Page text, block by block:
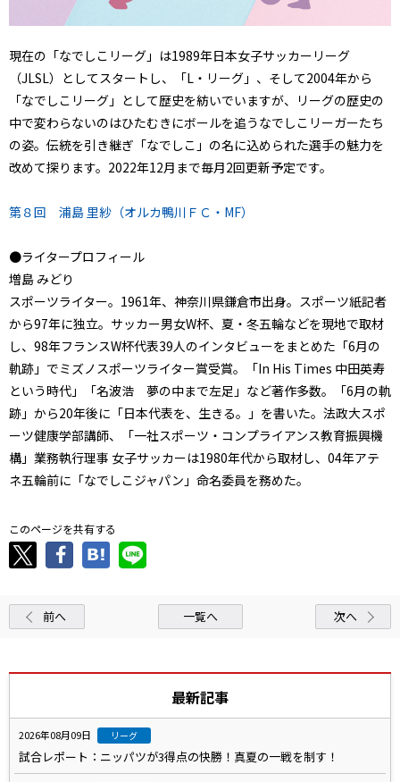
現在の「なでしこリーグ」は1989年日本女子サッカーリーグ
（JLSL）としてスタートし、「L・リーグ」、そして2004年から
「なでしこリーグ」として歴史を紡いでいますが、リーグの歴史の
中で変わらないのはひたむきにボールを追うなでしこリーガーたち
の姿。伝統を引き継ぎ「なでしこ」の名に込められた選手の魅力を
改めて探ります。2022年12月まで毎月2回更新予定です。
第８回 浦島 里紗（オルカ鴨川ＦＣ・MF）
●ライタープロフィール
増島 みどり
スポーツライター。1961年、神奈川県鎌倉市出身。スポーツ紙記者
から97年に独立。サッカー男女W杯、夏・冬五輪などを現地で取材
し、98年フランスW杯代表39人のインタビューをまとめた「6月の
軌跡」でミズノスポーツライター賞受賞。「In His Times 中田英寿
という時代」「名波浩 夢の中まで左足」など著作多数。「6月の軌
跡」から20年後に「日本代表を、生きる。」を書いた。法政大スポ
ーツ健康学部講師、「一社スポーツ・コンプライアンス教育振興機
構」業務執行理事 女子サッカーは1980年代から取材し、04年アテ
ネ五輪前に「なでしこジャパン」命名委員を務めた。
このページを共有する
前へ 一覧へ 次へ
最新記事
2026年08月09日 リーグ
試合レポート：ニッパツが3得点の快勝！真夏の一戦を制す！